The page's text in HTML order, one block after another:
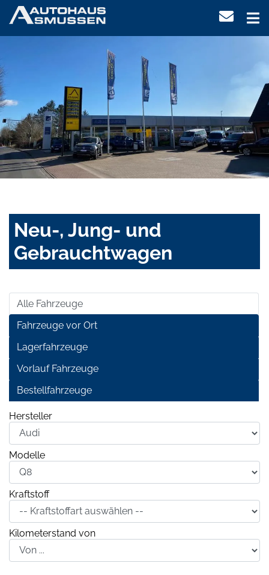
Neu-, Jung- und
Gebrauchtwagen
Alle Fahrzeuge
Fahrzeuge vor Ort
Lagerfahrzeuge
Vorlauf Fahrzeuge
Bestellfahrzeuge
Hersteller
Modelle
Kraftstoff
Kilometerstand von